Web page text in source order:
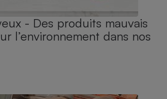
- Des produits mauvais
l’environnement dans nos